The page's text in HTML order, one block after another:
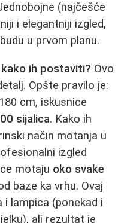
(najčešće
i elegantniji izgled,
u prvom planu.
ih postaviti? Ovo
Opšte pravilo je:
cm, iskusnice
sijalica. Kako ih
način motanja u
izgled
motaju oko svake
baze ka vrhu. Ovaj
lampica (ponekad i
ali rezultat je